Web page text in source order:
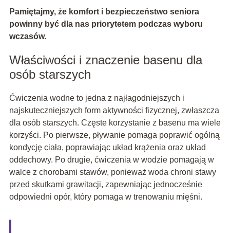
Pamiętajmy, że komfort i bezpieczeństwo seniora
powinny być dla nas priorytetem podczas wyboru
wczasów.
Właściwości i znaczenie basenu dla
osób starszych
Ćwiczenia wodne to jedna z najłagodniejszych i
najskuteczniejszych form aktywności fizycznej, zwłaszcza
dla osób starszych. Częste korzystanie z basenu ma wiele
korzyści. Po pierwsze, pływanie pomaga poprawić ogólną
kondycję ciała, poprawiając układ krążenia oraz układ
oddechowy. Po drugie, ćwiczenia w wodzie pomagają w
walce z chorobami stawów, ponieważ woda chroni stawy
przed skutkami grawitacji, zapewniając jednocześnie
odpowiedni opór, który pomaga w trenowaniu mięśni.